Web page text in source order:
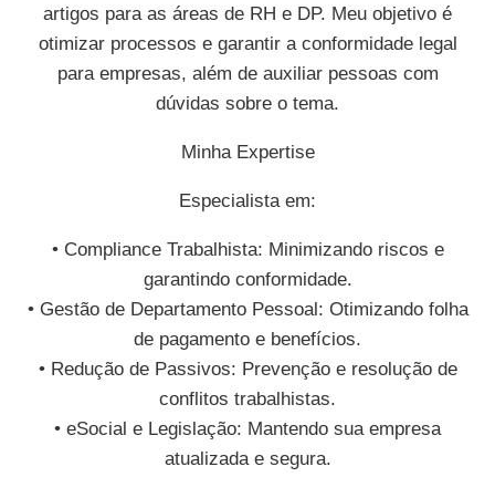
artigos para as áreas de RH e DP. Meu objetivo é
otimizar processos e garantir a conformidade legal
para empresas, além de auxiliar pessoas com
dúvidas sobre o tema.
Minha Expertise
Especialista em:
• Compliance Trabalhista: Minimizando riscos e
garantindo conformidade.
• Gestão de Departamento Pessoal: Otimizando folha
de pagamento e benefícios.
• Redução de Passivos: Prevenção e resolução de
conflitos trabalhistas.
• eSocial e Legislação: Mantendo sua empresa
atualizada e segura.